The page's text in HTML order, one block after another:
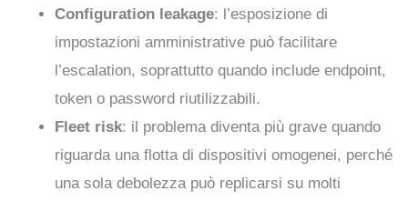
Configuration leakage: l’esposizione di
impostazioni amministrative può facilitare
l’escalation, soprattutto quando include endpoint,
token o password riutilizzabili.
Fleet risk: il problema diventa più grave quando
riguarda una flotta di dispositivi omogenei, perché
una sola debolezza può replicarsi su molti